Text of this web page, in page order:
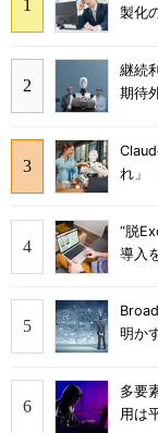
製化
継続
期待
れ」
“脱
導入
明か
多要
用は